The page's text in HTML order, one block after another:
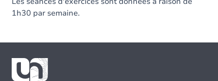
1h30 par semaine.